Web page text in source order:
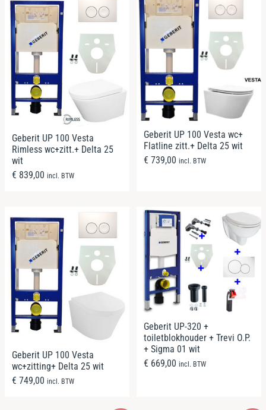
Geberit UP 100 Vesta
Rimless wc+zitt.+ Delta 25
wit
€ 839,00 incl. BTW
Geberit UP 100 Vesta wc+
Flatline zitt.+ Delta 25 wit
€ 739,00 incl. BTW
Geberit UP 100 Vesta
wc+zitting+ Delta 25 wit
€ 749,00 incl. BTW
Geberit UP-320 +
toiletblokhouder + Trevi O.P.
+ Sigma 01 wit
€ 669,00 incl. BTW